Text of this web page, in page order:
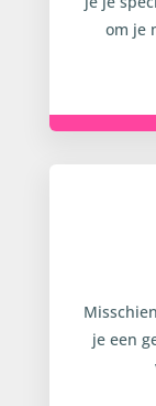
om je
je een